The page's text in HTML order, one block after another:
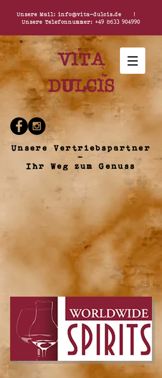
Unsere Mail: info@vita-dulcis.de |
Unsere Telefonnummer: +49 8633 904990
Vita
dulcis
Unsere Vertriebspartner
-
Ihr Weg zum Genuss